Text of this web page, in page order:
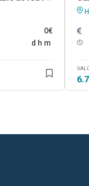
0€
d h m